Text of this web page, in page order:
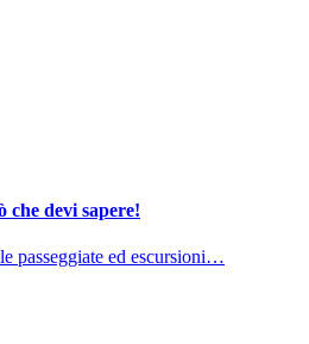
devi sapere!
passeggiate ed escursioni…